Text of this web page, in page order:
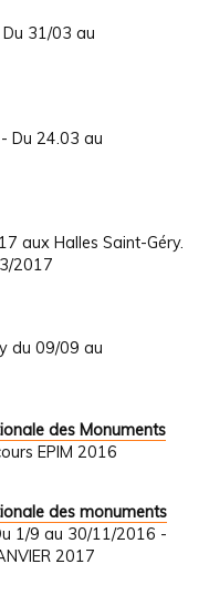
31/03 au
Du 24.03 au
aux Halles Saint-Géry.
2017
du 09/09 au
des Monuments
EPIM 2016
des monuments
1/9 au 30/11/2016 -
2017